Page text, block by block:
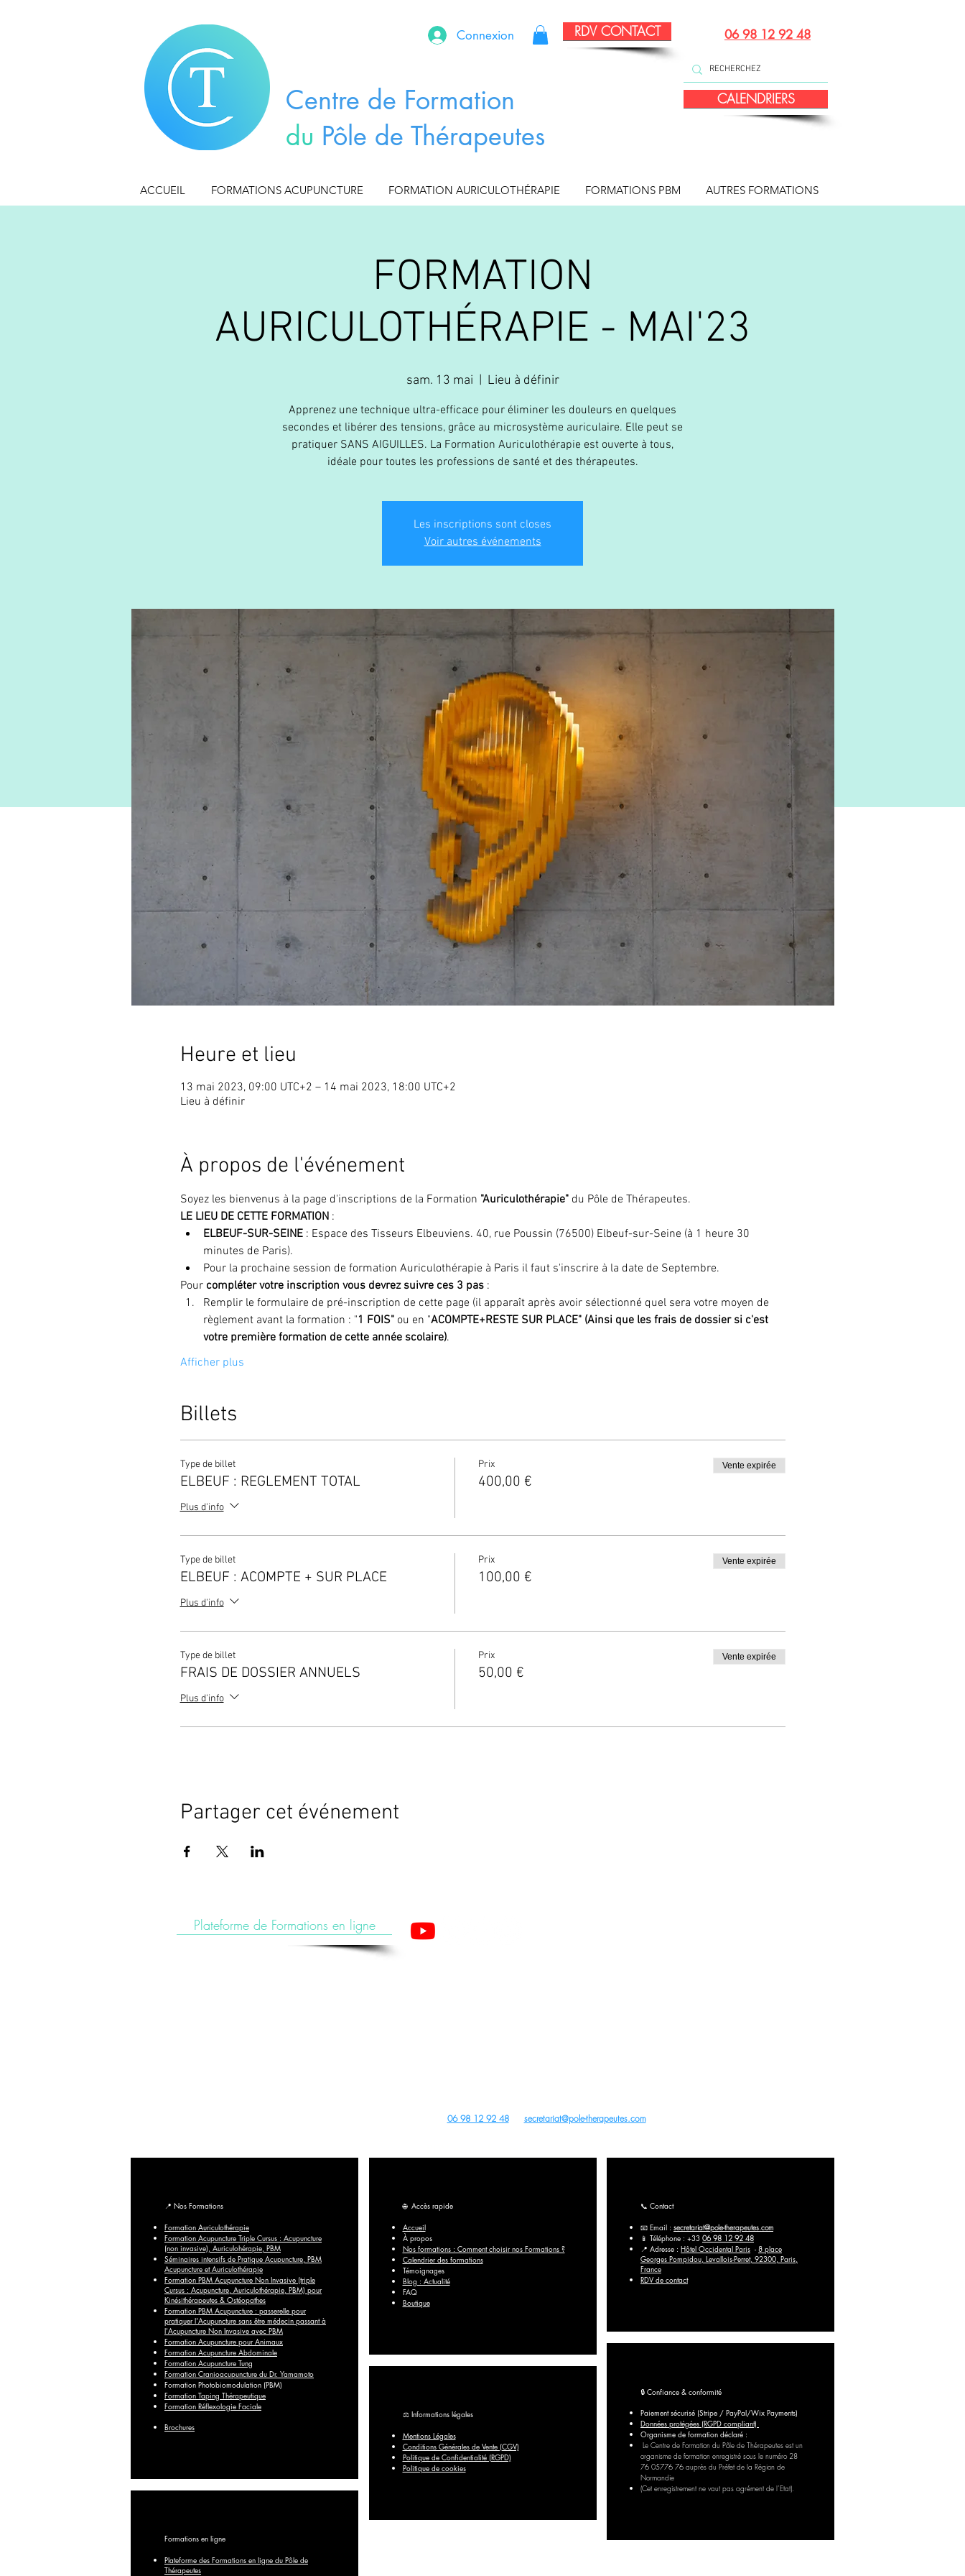
Connexion RDV CONTACT 06 98 12 92 48
Centre de Formation
du Pôle de Thérapeutes
CALENDRIERS
ACCUEIL FORMATIONS ACUPUNCTURE FORMATION AURICULOTHÉRAPIE FORMATIONS PBM AUTRES FORMATIONS
FORMATION
AURICULOTHÉRAPIE - MAI'23
sam. 13 mai Lieu à définir
Apprenez une technique ultra-efficace pour éliminer les douleurs en quelques
secondes et libérer des tensions, grâce au microsystème auriculaire. Elle peut se
pratiquer SANS AIGUILLES. La Formation Auriculothérapie est ouverte à tous,
idéale pour toutes les professions de santé et des thérapeutes.
Les inscriptions sont closes
Voir autres événements
Heure et lieu
13 mai 2023, 09:00 UTC+2 – 14 mai 2023, 18:00 UTC+2
Lieu à définir
À propos de l'événement
Soyez les bienvenus à la page d'inscriptions de la Formation "Auriculothérapie" du Pôle de Thérapeutes.
LE LIEU DE CETTE FORMATION :
ELBEUF-SUR-SEINE : Espace des Tisseurs Elbeuviens. 40, rue Poussin (76500) Elbeuf-sur-Seine (à 1 heure 30
minutes de Paris).
Pour la prochaine session de formation Auriculothérapie à Paris il faut s'inscrire à la date de Septembre.
Pour compléter votre inscription vous devrez suivre ces 3 pas :
Remplir le formulaire de pré-inscription de cette page (il apparaît après avoir sélectionné quel sera votre moyen de
règlement avant la formation : "1 FOIS" ou en "ACOMPTE+RESTE SUR PLACE" (Ainsi que les frais de dossier si c'est
votre première formation de cette année scolaire).
Afficher plus
Billets
Type de billet
ELBEUF : REGLEMENT TOTAL
Plus d'info
Prix
400,00 €
Vente expirée
Type de billet
ELBEUF : ACOMPTE + SUR PLACE
Plus d'info
Prix
100,00 €
Vente expirée
Type de billet
FRAIS DE DOSSIER ANNUELS
Plus d'info
Prix
50,00 €
Vente expirée
Partager cet événement
Plateforme de Formations en ligne
06 98 12 92 48ou secretariat@pole-therapeutes.com
📍 Nos Formations
Formation Auriculothérapie
Formation Acupuncture Triple Cursus : Acupuncture
(non invasive), Auriculohérapie, PBM
Séminaires intensifs de Pratique Acupuncture, PBM
Acupuncture et Auriculothérapie
Formation PBM Acupuncture Non Invasive (triple
Cursus : Acupuncture, Auriculothérapie, PBM) pour
Kinésithérapeutes & Ostéopathes
Formation PBM Acupuncture : passerelle pour
pratiquer l'Acupuncture sans être médecin passant à
l'Acupuncture Non Invasive avec PBM
Formation Acupuncture pour Animaux
Formation Acupuncture Abdominale
Formation Acupuncture Tung
Formation Cranioacupuncture du Dr. Yamamoto
Formation Photobiomodulation (PBM)
Formation Taping Thérapeutique
Formation Réflexologie Faciale
Brochures
Formations en ligne
Plateforme des Formations en ligne du Pôle de
Thérapeutes
🌐 Accès rapide
Accueil
À propos
Nos formations : Comment choisir nos Formations ?
Calendrier des formations
Témoignages
Blog : Actualité
FAQ​
Boutique
⚖️ Informations légales
Mentions Légales
Conditions Générales de Vente (CGV)
Politique de Confidentialité (RGPD)
Politique de cookies
📞 Contact
📧 Email : secretariat@pole-therapeutes.com
📱 Téléphone : +33 06 98 12 92 48
📍 Adresse : Hôtel Occidental Paris - 8 place
Georges Pompidou, Levallois-Perret, 92300, Paris,
France
RDV de contact
🔒 Confiance & conformité
Paiement sécurisé (Stripe / PayPal/Wix Payments)
Données protégées (RGPD compliant)
Organisme de formation déclaré :
Le Centre de Formation du Pôle de Thérapeutes est un
organisme de formation enregistré sous le numéro 28
76 05776 76 auprès du Préfet de la Région de
Normandie
(Cet enregistrement ne vaut pas agrément de l’Etat).